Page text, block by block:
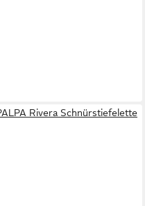
Rivera Schnürstiefelette